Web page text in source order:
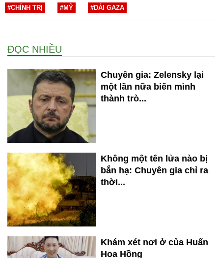
#CHÍNH TRỊ #MỸ #DẢI GAZA
ĐỌC NHIỀU
Chuyên gia: Zelensky lại
một lần nữa biến mình
thành trò...
Không một tên lửa nào bị
bắn hạ: Chuyên gia chỉ ra
thời...
Khám xét nơi ở của Huấn
Hoa Hồng